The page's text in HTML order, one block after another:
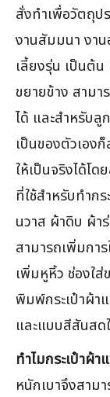
สั่งทำเพื่อวัตถุปร
งานสัมมนา งาน
เลี้ยงรุ่น เป็นต้
ขยายข้าง สามา
ได้ และสำหรับ
เป็นของตัวเอง
ให้เป็นจริงได้โ
ที่ใช้สำหรับทำก
นวาส ผ้าดิบ ผ้
สามารถเพิ่มกา
เพิ่มหูหิ้ว ช่องใ
พิมพ์กระเป๋าผ้า
และแบบสีสันสด
ทำไมกระเป๋าผ้
หนักเบาจึงสาม